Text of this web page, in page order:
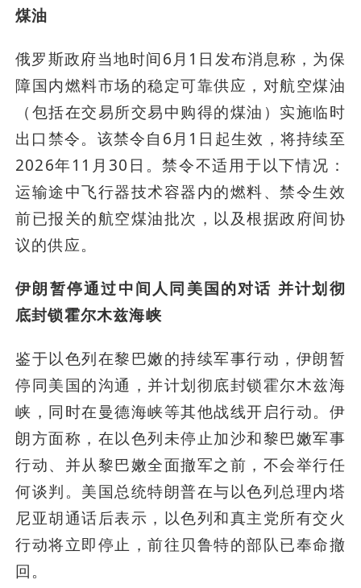
煤油
俄罗斯政府当地时间6月1日发布消息称，为保
障国内燃料市场的稳定可靠供应，对航空煤油
（包括在交易所交易中购得的煤油）实施临时
出口禁令。该禁令自6月1日起生效，将持续至
2026年11月30日。禁令不适用于以下情况：
运输途中飞行器技术容器内的燃料、禁令生效
前已报关的航空煤油批次，以及根据政府间协
议的供应。
伊朗暂停通过中间人同美国的对话 并计划彻
底封锁霍尔木兹海峡
鉴于以色列在黎巴嫩的持续军事行动，伊朗暂
停同美国的沟通，并计划彻底封锁霍尔木兹海
峡，同时在曼德海峡等其他战线开启行动。伊
朗方面称，在以色列未停止加沙和黎巴嫩军事
行动、并从黎巴嫩全面撤军之前，不会举行任
何谈判。美国总统特朗普在与以色列总理内塔
尼亚胡通话后表示，以色列和真主党所有交火
行动将立即停止，前往贝鲁特的部队已奉命撤
回。